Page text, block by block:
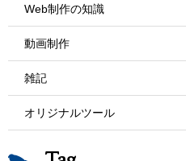
Web制作の知識
動画制作
雑記
オリジナルツール